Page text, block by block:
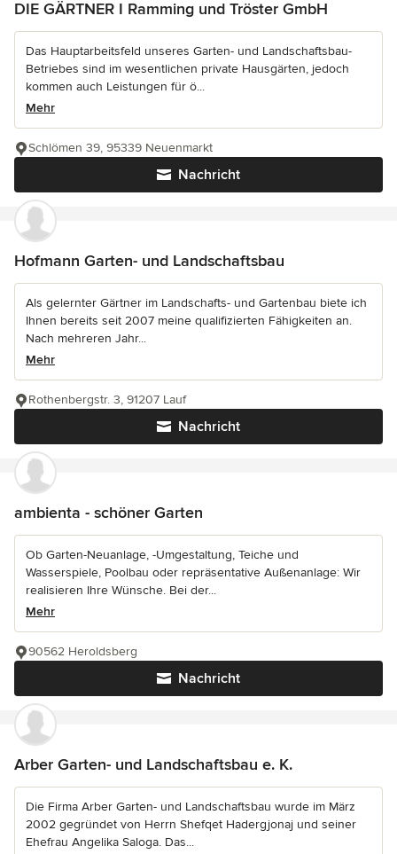
DIE GÄRTNER I Ramming und Tröster GmbH
Das Hauptarbeitsfeld unseres Garten- und Landschaftsbau-
Betriebes sind im wesentlichen private Hausgärten, jedoch
kommen auch Leistungen für ö...
Mehr
Nachricht
Schlömen 39, 95339 Neuenmarkt
Hofmann Garten- und Landschaftsbau
Als gelernter Gärtner im Landschafts- und Gartenbau biete ich
Ihnen bereits seit 2007 meine qualifizierten Fähigkeiten an.
Nach mehreren Jahr...
Mehr
Nachricht
Rothenbergstr. 3, 91207 Lauf
ambienta - schöner Garten
Ob Garten-Neuanlage, -Umgestaltung, Teiche und
Wasserspiele, Poolbau oder repräsentative Außenanlage: Wir
realisieren Ihre Wünsche. Bei der...
Mehr
Nachricht
90562 Heroldsberg
Arber Garten- und Landschaftsbau e. K.
Die Firma Arber Garten- und Landschaftsbau wurde im März
2002 gegründet von Herrn Shefqet Hadergjonaj und seiner
Ehefrau Angelika Saloga. Das...